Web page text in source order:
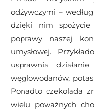
odżywczymi –
dzięki nim
poprawy naszej
umysłowej.
usprawnia
węglowodanów,
Ponadto czekolada
wielu poważnych